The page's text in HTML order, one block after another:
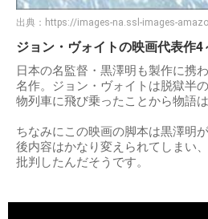
出典： https://images-na.ssl-images-
ジョン・ヴォイトの映画代表作4
日本の名監督・黒澤明も製作に携
名作。ジョン・ヴォイトは脱獄半
物列車に飛び乗ったことから物語は
ちなみにこの映画の脚本は黒澤明
後内容はかなり変えられてしまい
批判したんだそうです。